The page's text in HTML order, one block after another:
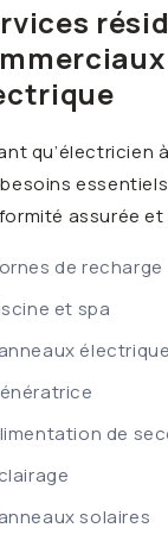
qu’électricien
assurée
de recharge
et spa
électrique
de
solaires